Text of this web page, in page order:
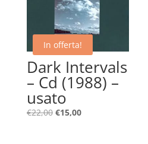
In offerta!
Dark Intervals
– Cd (1988) –
usato
€22,00 Il
€15,00Il